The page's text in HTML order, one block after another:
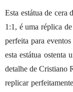
Esta estátua de cera
1:1, é uma réplica
perfeita para
esta estátua ostenta
detalhe de Cristiano
replicar